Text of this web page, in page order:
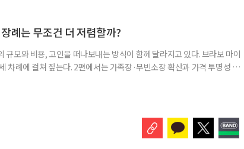
나 로션은 물론 방석·모자·물병·티백·간식, 피부 상태에 맞춘 샤워 타
례는 무조건 더 저렴할까?
규모와 비용, 고인을 떠나보내는 방식이 함께 달라지고 있다. 브라보 마이
차례에 걸쳐 짚는다. 2편에서는 가족장·무빈소장 확산과 가격 투명성 문